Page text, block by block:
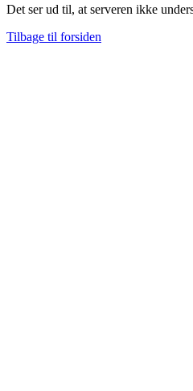
Det ser ud til, at serveren ikke
Tilbage til forsiden